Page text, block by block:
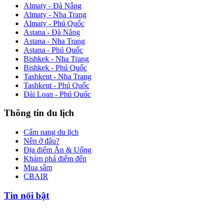
Almaty - Đà Nẵng
Almaty - Nha Trang
Almaty - Phú Quốc
Astana - Đà Nẵng
Astana - Nha Trang
Astana - Phú Quốc
Bishkek - Nha Trang
Bishkek - Phú Quốc
Tashkent - Nha Trang
Tashkent - Phú Quốc
Đài Loan - Phú Quốc
Thông tin du lịch
Cẩm nang du lịch
Nên ở đâu?
Địa điểm Ăn & Uống
Khám phá điểm đến
Mua sắm
CBAIR
Tin nổi bật